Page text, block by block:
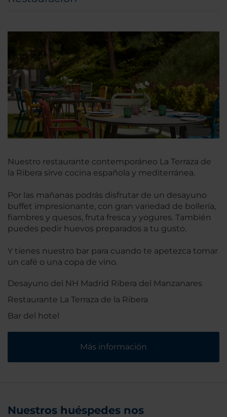
Nuestro restaurante contemporáneo La Terraza de
la Ribera sirve cocina española y mediterránea.
Por las mañanas podrás disfrutar de un desayuno
buffet impresionante, con gran variedad de bollería,
fiambres y quesos, fruta fresca y yogures. También
puedes pedir huevos preparados a tu gusto.
Y tienes nuestro bar para cuando te apetezca tomar
un café o una copa de vino.
Desayuno del NH Madrid Ribera del Manzanares
Restaurante La Terraza de la Ribera
Bar del hotel
Más información
Nuestros huéspedes nos